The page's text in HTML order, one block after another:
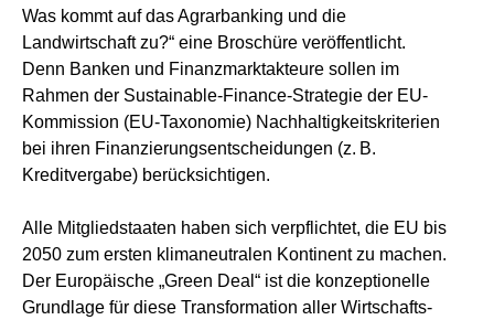
Was kommt auf das Agrarbanking und die
Landwirtschaft zu?“ eine Broschüre veröffentlicht.
Denn Banken und Finanzmarktakteure sollen im
Rahmen der Sustainable-Finance-Strategie der EU-
Kommission (EU-Taxonomie) Nachhaltigkeitskriterien
bei ihren Finanzierungsentscheidungen (z. B.
Kreditvergabe) berücksichtigen.
Alle Mitgliedstaaten haben sich verpflichtet, die EU bis
2050 zum ersten klimaneutralen Kontinent zu machen.
Der Europäische „Green Deal“ ist die konzeptionelle
Grundlage für diese Transformation aller Wirtschafts-